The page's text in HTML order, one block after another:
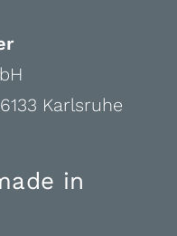
Karlsruhe
in